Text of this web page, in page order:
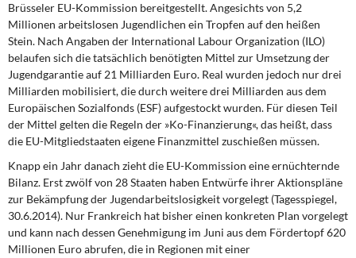
Institut Solidarische Moderne
Rosa-Luxemburg-Stiftung
Über mich
Kontakt
Brüsseler EU-Kommission bereitgestellt. Angesichts von 5,2
Millionen arbeitslosen Jugendlichen ein Tropfen auf den heißen
Stein. Nach Angaben der International Labour Organization (ILO)
belaufen sich die tatsächlich benötigten Mittel zur Umsetzung der
Jugendgarantie auf 21 Milliarden Euro. Real wurden jedoch nur drei
Milliarden mobilisiert, die durch weitere drei Milliarden aus dem
Europäischen Sozialfonds (ESF) aufgestockt wurden. Für diesen Teil
der Mittel gelten die Regeln der »Ko-Finanzierung«, das heißt, dass
die EU-Mitgliedstaaten eigene Finanzmittel zuschießen müssen.
Knapp ein Jahr danach zieht die EU-Kommission eine ernüchternde
Bilanz. Erst zwölf von 28 Staaten haben Entwürfe ihrer Aktionspläne
zur Bekämpfung der Jugendarbeitslosigkeit vorgelegt (Tagesspiegel,
30.6.2014). Nur Frankreich hat bisher einen konkreten Plan vorgelegt
und kann nach dessen Genehmigung im Juni aus dem Fördertopf 620
Millionen Euro abrufen, die in Regionen mit einer